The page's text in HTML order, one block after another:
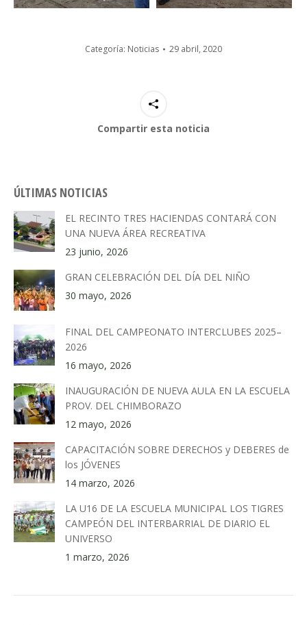
Categoría: Noticias 29 abril, 2020
Compartir esta noticia
ÚLTIMAS NOTICIAS
EL RECINTO TRES HACIENDAS CONTARÁ CON
UNA NUEVA ÁREA RECREATIVA
23 junio, 2026
GRAN CELEBRACIÓN DEL DÍA DEL NIÑO
30 mayo, 2026
FINAL DEL CAMPEONATO INTERCLUBES 2025–
2026
16 mayo, 2026
INAUGURACIÓN DE NUEVA AULA EN LA ESCUELA
PROV. DEL CHIMBORAZO
12 mayo, 2026
CAPACITACIÓN SOBRE DERECHOS y DEBERES de
los JÓVENES
14 marzo, 2026
LA U16 DE LA ESCUELA MUNICIPAL LOS TIGRES
CAMPEÓN DEL INTERBARRIAL DE DIARIO EL
UNIVERSO
1 marzo, 2026